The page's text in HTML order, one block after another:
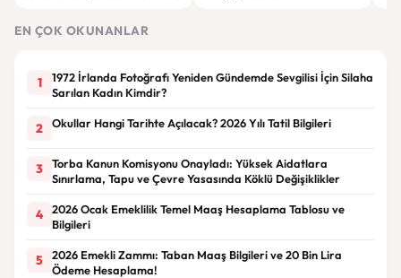
EN ÇOK OKUNANLAR
1
1972 İrlanda Fotoğrafı Yeniden Gündemde Sevgilisi İçin Silaha
Sarılan Kadın Kimdir?
2 Okullar Hangi Tarihte Açılacak? 2026 Yılı Tatil Bilgileri
3
Torba Kanun Komisyonu Onayladı: Yüksek Aidatlara
Sınırlama, Tapu ve Çevre Yasasında Köklü Değişiklikler
4
2026 Ocak Emeklilik Temel Maaş Hesaplama Tablosu ve
Bilgileri
5
2026 Emekli Zammı: Taban Maaş Bilgileri ve 20 Bin Lira
Ödeme Hesaplama!